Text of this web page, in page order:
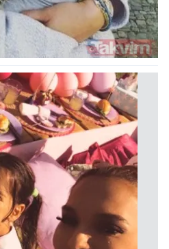
olan çerezler bilgi
amacıyla
sitemizin daha işlevsel
ve sizlere yönelik
yapılması, amaçlarıyla
kullanılacaktır.
aşağıda yer alan panel
Çerezlere ilişkin detaylı bilgi
Çerez Bilgilendirme
Korunması Kanunu uyarınca
okumak ve sitemizde
kullanılan çerezlerle ilgili bilgi